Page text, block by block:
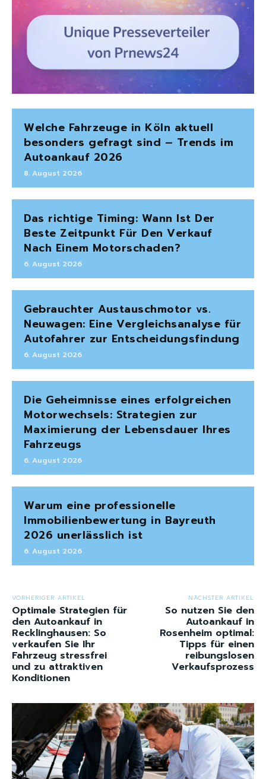
Welche Fahrzeuge in Köln aktuell
besonders gefragt sind – Trends im
Autoankauf 2026
8. August 2026
Das richtige Timing: Wann Ist Der
Beste Zeitpunkt Für Den Verkauf
Nach Einem Motorschaden?
6. August 2026
Gebrauchter Austauschmotor vs.
Neuwagen: Eine Vergleichsanalyse für
Autofahrer zur Entscheidungsfindung
6. August 2026
Die Geheimnisse eines erfolgreichen
Motorwechsels: Strategien zur
Maximierung der Lebensdauer Ihres
Fahrzeugs
6. August 2026
Warum eine professionelle
Immobilienbewertung in Bayreuth
2026 unerlässlich ist
6. August 2026
VORHERIGER ARTIKEL
Optimale Strategien für
den Autoankauf in
Recklinghausen: So
verkaufen Sie Ihr
Fahrzeug stressfrei
und zu attraktiven
Konditionen
NÄCHSTER ARTIKEL
So nutzen Sie den
Autoankauf in
Rosenheim optimal:
Tipps für einen
reibungslosen
Verkaufsprozess